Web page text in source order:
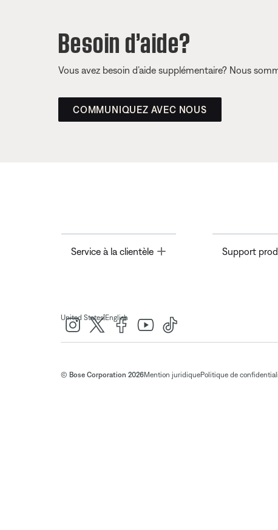
Besoin d’aide?
Vous avez besoin d’aide supplémentaire? Nous
COMMUNIQUEZ AVEC NOUS
Service à la clientèle Toggle Support
United States| English
© Bose Corporation 2026Mention juridiquePolitique de